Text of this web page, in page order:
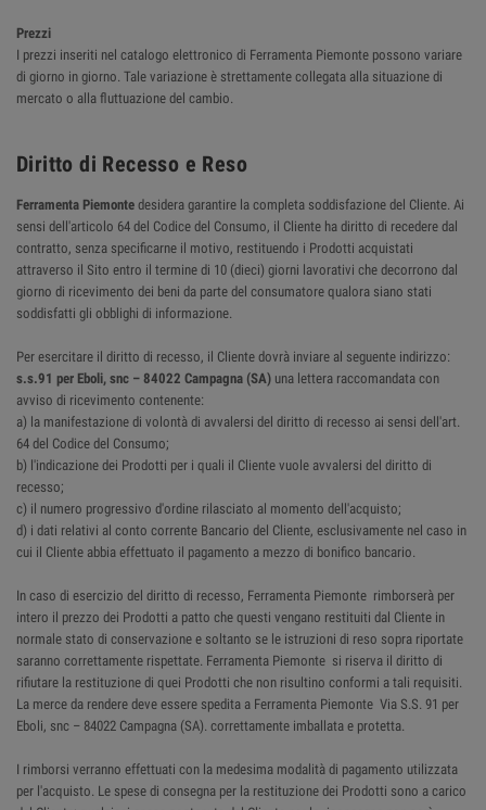
Prezzi
I prezzi inseriti nel catalogo elettronico di Ferramenta Piemonte possono variare
di giorno in giorno. Tale variazione è strettamente collegata alla situazione di
mercato o alla fluttuazione del cambio.
Diritto di Recesso e Reso
Ferramenta Piemonte desidera garantire la completa soddisfazione del Cliente. Ai
sensi dell'articolo 64 del Codice del Consumo, il Cliente ha diritto di recedere dal
contratto, senza specificarne il motivo, restituendo i Prodotti acquistati
attraverso il Sito entro il termine di 10 (dieci) giorni lavorativi che decorrono dal
giorno di ricevimento dei beni da parte del consumatore qualora siano stati
soddisfatti gli obblighi di informazione.
Per esercitare il diritto di recesso, il Cliente dovrà inviare al seguente indirizzo:
s.s.91 per Eboli, snc – 84022 Campagna (SA) una lettera raccomandata con
avviso di ricevimento contenente:
a) la manifestazione di volontà di avvalersi del diritto di recesso ai sensi dell'art.
64 del Codice del Consumo;
b) l'indicazione dei Prodotti per i quali il Cliente vuole avvalersi del diritto di
recesso;
c) il numero progressivo d'ordine rilasciato al momento dell'acquisto;
d) i dati relativi al conto corrente Bancario del Cliente, esclusivamente nel caso in
cui il Cliente abbia effettuato il pagamento a mezzo di bonifico bancario.
In caso di esercizio del diritto di recesso, Ferramenta Piemonte rimborserà per
intero il prezzo dei Prodotti a patto che questi vengano restituiti dal Cliente in
normale stato di conservazione e soltanto se le istruzioni di reso sopra riportate
saranno correttamente rispettate. Ferramenta Piemonte si riserva il diritto di
rifiutare la restituzione di quei Prodotti che non risultino conformi a tali requisiti.
La merce da rendere deve essere spedita a Ferramenta Piemonte Via S.S. 91 per
Eboli, snc – 84022 Campagna (SA). correttamente imballata e protetta.
I rimborsi verranno effettuati con la medesima modalità di pagamento utilizzata
per l'acquisto. Le spese di consegna per la restituzione dei Prodotti sono a carico